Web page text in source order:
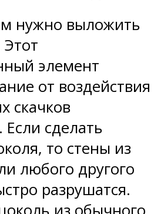
нужно выложить
элемент
от воздействия
скачков
сделать
то стены из
любого другого
разрушатся.